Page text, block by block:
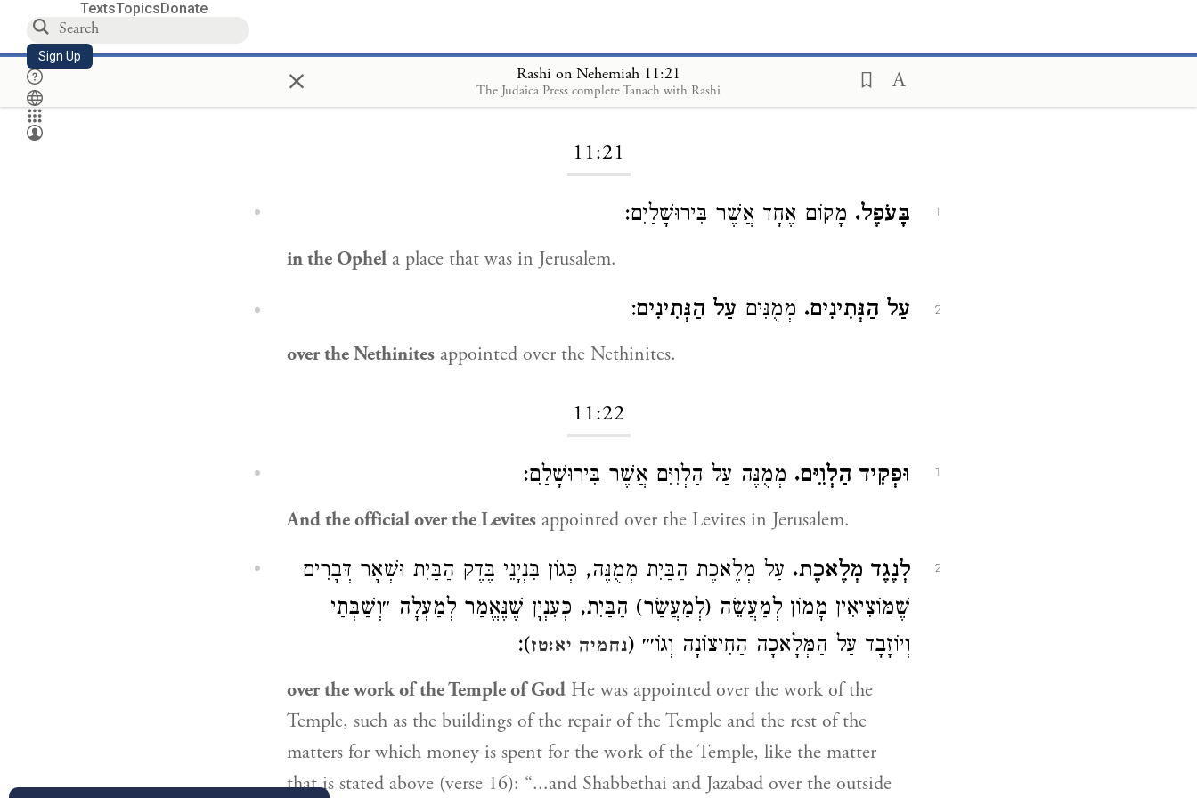
TextsTopicsDonate
Sign Up × Rashi on Nehemiah 11:21
The Judaica Press complete Tanach with Rashi
Loading...
11:21
1 בָּעֹפֶל. מָקוֹם אֶחָד אֲשֶׁר בִּירוּשָׁלַיִם:
in the Ophel a place that was in Jerusalem.
2 עַל הַנְּתִינִים. מְמֻנִּים עַל הַנְּתִינִים:
over the Nethinites appointed over the Nethinites.
11:22
1 וּפְקִיד הַלְוִיִּם. מְמֻנֶּה עַל הַלְוִיִּם אֲשֶׁר בִּירוּשָׁלִַם:
And the official over the Levites appointed over the Levites in Jerusalem.
2 לְנֶגֶד מְלֶאכֶת. עַל מְלֶאכֶת הַבַּיִת מְמֻנֶּה, כְּגוֹן בִּנְיָנֵי בֶּדֶק הַבַּיִת וּשְׁאָר דְּבָרִים
שֶׁמּוֹצִיאִין מָמוֹן לְמַעֲשֵׂה (לְמַעֲשַׂר) הַבַּיִת, כְּעִנְיָן שֶׁנֶּאֱמַר לְמַעְלָה ״וְשַׁבְּתַי
וְיוֹזָבָד עַל הַמְּלָאכָה הַחִיצוֹנָה וְגוֹ׳״ (נחמיה יא:טז)׃
over the work of the Temple of God He was appointed over the work of the
Temple, such as the buildings of the repair of the Temple and the rest of the
matters for which money is spent for the work of the Temple, like the matter
that is stated above (verse 16): “...and Shabbethai and Jazabad over the outside